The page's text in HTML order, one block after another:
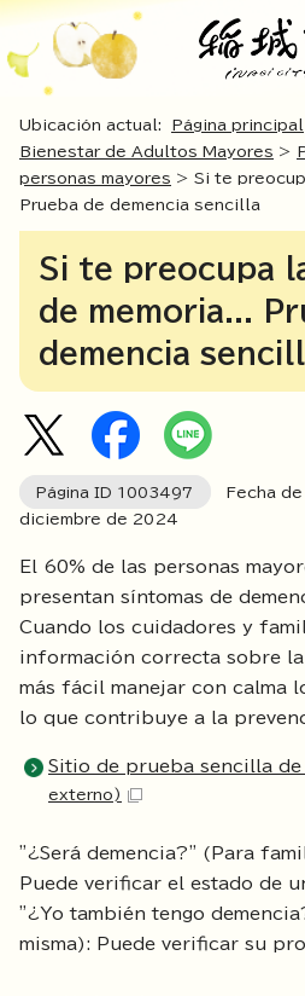
Ubicación actual: Página principal
Bienestar de Adultos Mayores >
personas mayores > Si te
Prueba de demencia sencilla
Si te preocupa
de memoria...
demencia
Página ID 1003497 Fecha de
diciembre de 2024
El 60% de las personas
presentan síntomas de
Cuando los cuidadores y
información correcta sobre
más fácil manejar con calma
lo que contribuye a la
Sitio de prueba sencilla de
externo)
"¿Será demencia?" (Para
Puede verificar el estado de
"¿Yo también tengo
misma): Puede verificar su